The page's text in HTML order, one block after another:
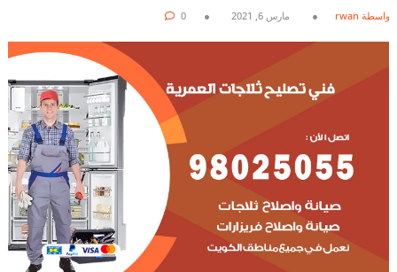
بواسطة rwan مارس 6, 2021 0